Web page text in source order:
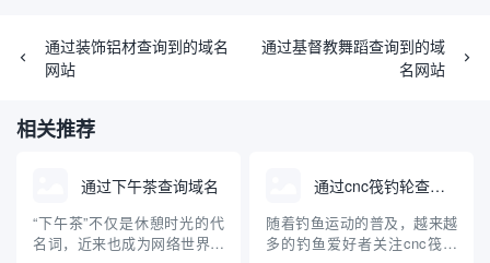
通过装饰铝材查询到的域名
网站
通过基督教舞蹈查询到的域
名网站
相关推荐
通过下午茶查询域名
“下午茶”不仅是休憩时光的代
名词，近来也成为网络世界中
通过cnc筏钓轮查询域名
随着钓鱼运动的普及，越来越
多的钓鱼爱好者关注cnc筏钓